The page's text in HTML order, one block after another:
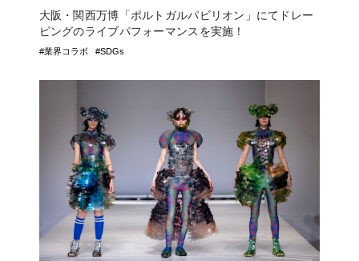
大阪・関西万博「ポルトガルパビリオン」にてドレー
ピングのライブパフォーマンスを実施！
#業界コラボ #SDGs